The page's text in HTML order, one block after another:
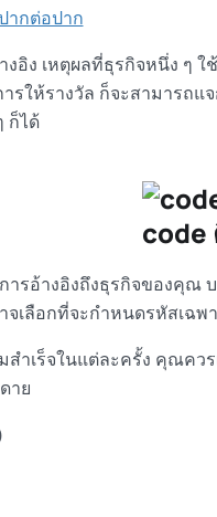
ากต่อปาก
ง เหตุผลที่ธุรกิจหนึ่ง ๆ ใ
รให้รางวัล ก็จะสามารถแ
ก็ได้
รอ้างอิงถึงธุรกิจของคุณ
เลือกที่จะกำหนดรหัสเฉพ
ำเร็จในแต่ละครั้ง คุณคว
าย